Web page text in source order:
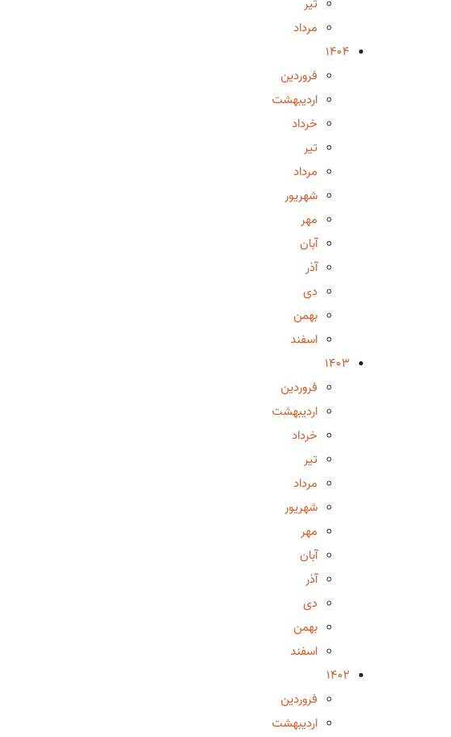
تیر
مرداد
1404
فروردین
اردیبهشت
خرداد
تیر
مرداد
شهریور
مهر
آبان
آذر
دی
بهمن
اسفند
1403
فروردین
اردیبهشت
خرداد
تیر
مرداد
شهریور
مهر
آبان
آذر
دی
بهمن
اسفند
1402
فروردین
اردیبهشت